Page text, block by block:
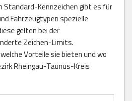
Standard-Kennzeichen gibt es für
Fahrzeugtypen spezielle
gelten bei der
Zeichen-Limits.
Vorteile sie bieten und wo
Rheingau-Taunus-Kreis